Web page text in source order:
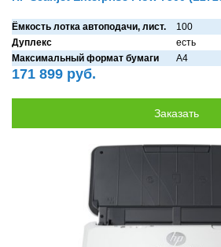
Ёмкость лотка автоподачи, лист.
100
Дуплекс
есть
Максимальный формат бумаги
A4
171 899 руб.